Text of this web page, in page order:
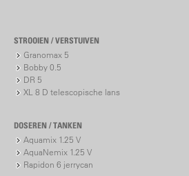
* CAS
merken voor
«Accu-
STROOIEN / VERSTUIVEN
Granomax 5
Bobby 0.5
DR 5
XL 8 D telescopische lans
DOSEREN / TANKEN
Aquamix 1.25 V
AquaNemix 1.25 V
Rapidon 6 jerrycan